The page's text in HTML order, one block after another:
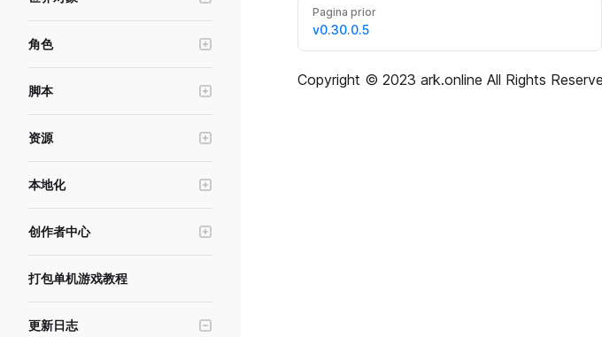
自动裁剪规则与自定义裁剪距离
UI控件-按钮
UI控件-遮罩按钮
UI控件-滚动框
UI控件-摄像机滑动区
UI控件-加载图
UI控件-勾选框
UI控件-序列帧
触发器
热武器
游泳区域
对象发射器
音效
IK锚点
点光源
运动器
力区域
摄像机
后处理
环境雾
角色
形象与换装
动画与姿态
布娃娃功能
基础状态
角色编辑器服务
脚本
内存存储
资源
资源加载与资源下载
资源导入上传工具
材质编辑器
本地化
创作者中心
游戏测试与沙箱
版本管理与实验
打包单机游戏教程
更新日志
Pagina prior
v0.30.0.5
Copyright © 2023 ark.online All Rights